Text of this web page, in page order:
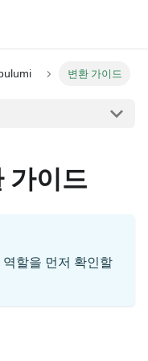
변환 가이드
이드
할을 먼저 확인할